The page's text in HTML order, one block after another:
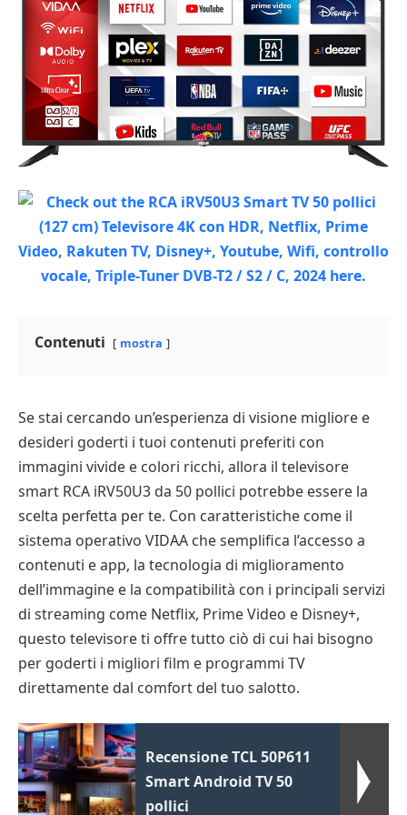
Contenuti mostra
Se stai cercando un’esperienza di visione migliore e
desideri goderti i tuoi contenuti preferiti con
immagini vivide e colori ricchi, allora il televisore
smart RCA iRV50U3 da 50 pollici potrebbe essere la
scelta perfetta per te. Con caratteristiche come il
sistema operativo VIDAA che semplifica l’accesso a
contenuti e app, la tecnologia di miglioramento
dell’immagine e la compatibilità con i principali servizi
di streaming come Netflix, Prime Video e Disney+,
questo televisore ti offre tutto ciò di cui hai bisogno
per goderti i migliori film e programmi TV
direttamente dal comfort del tuo salotto.
Recensione TCL 50P611
Smart Android TV 50
pollici